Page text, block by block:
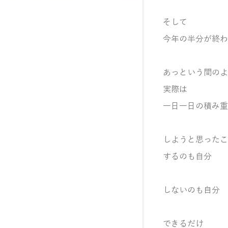
そして
今年の半分が終
あっという間の
実際は
一日一日の積み
しようと思った
するのも自分
しないのも自分
できるだけ